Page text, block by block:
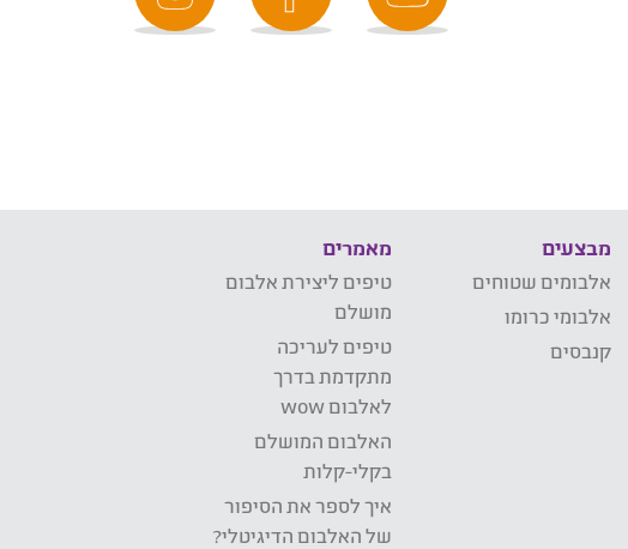
מבצעים
אלבומים שטוחים
אלבומי כרומו
קנבסים
מאמרים
טיפים ליצירת אלבום
מושלם
טיפים לעריכה
מתקדמת בדרך
לאלבום wow
האלבום המושלם
בקלי-קלות
איך לספר את הסיפור
של האלבום הדיגיטלי?